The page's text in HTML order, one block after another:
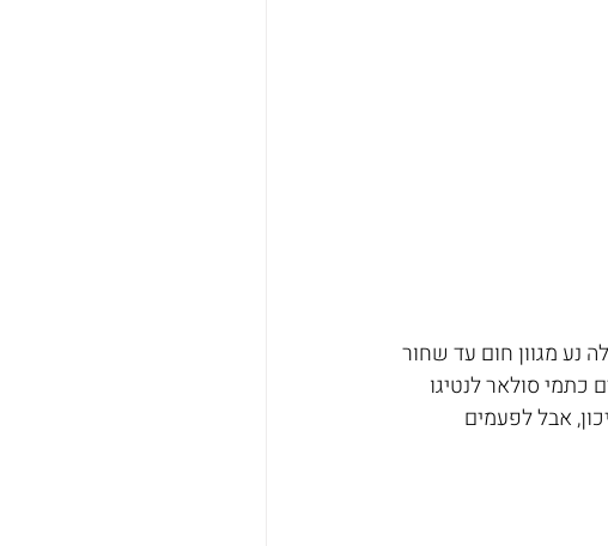
מ"מ. צבעם של כתמים אלה נע מגוון חום עד שחור
סולאר לנטיגו
אבל לפעמים